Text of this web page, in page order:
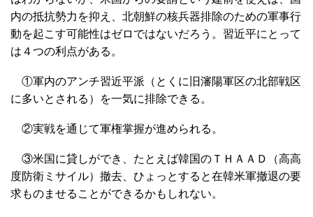
内の抵抗勢力を抑え、北朝鮮の核兵器排除のための軍事行
動を起こす可能性はゼロではないだろう。習近平にとって
は４つの利点がある。
①軍内のアンチ習近平派（とくに旧瀋陽軍区の北部戦区
に多いとされる）を一気に排除できる。
②実戦を通じて軍権掌握が進められる。
③米国に貸しができ、たとえば韓国のＴＨＡＡＤ（高高
度防衛ミサイル）撤去、ひょっとすると在韓米軍撤退の要
求ものませることができるかもしれない。